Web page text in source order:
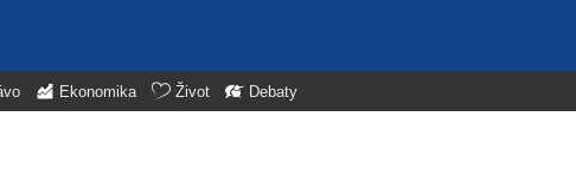
Ekonomika Život Debaty